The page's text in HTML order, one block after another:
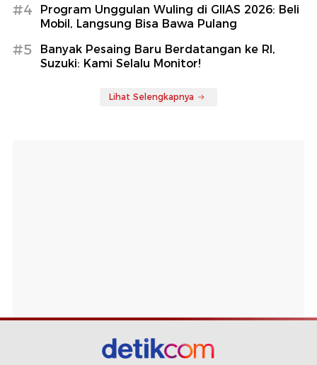
#4
Program Unggulan Wuling di GIIAS 2026: Beli
Mobil, Langsung Bisa Bawa Pulang
#5
Banyak Pesaing Baru Berdatangan ke RI,
Suzuki: Kami Selalu Monitor!
Lihat Selengkapnya